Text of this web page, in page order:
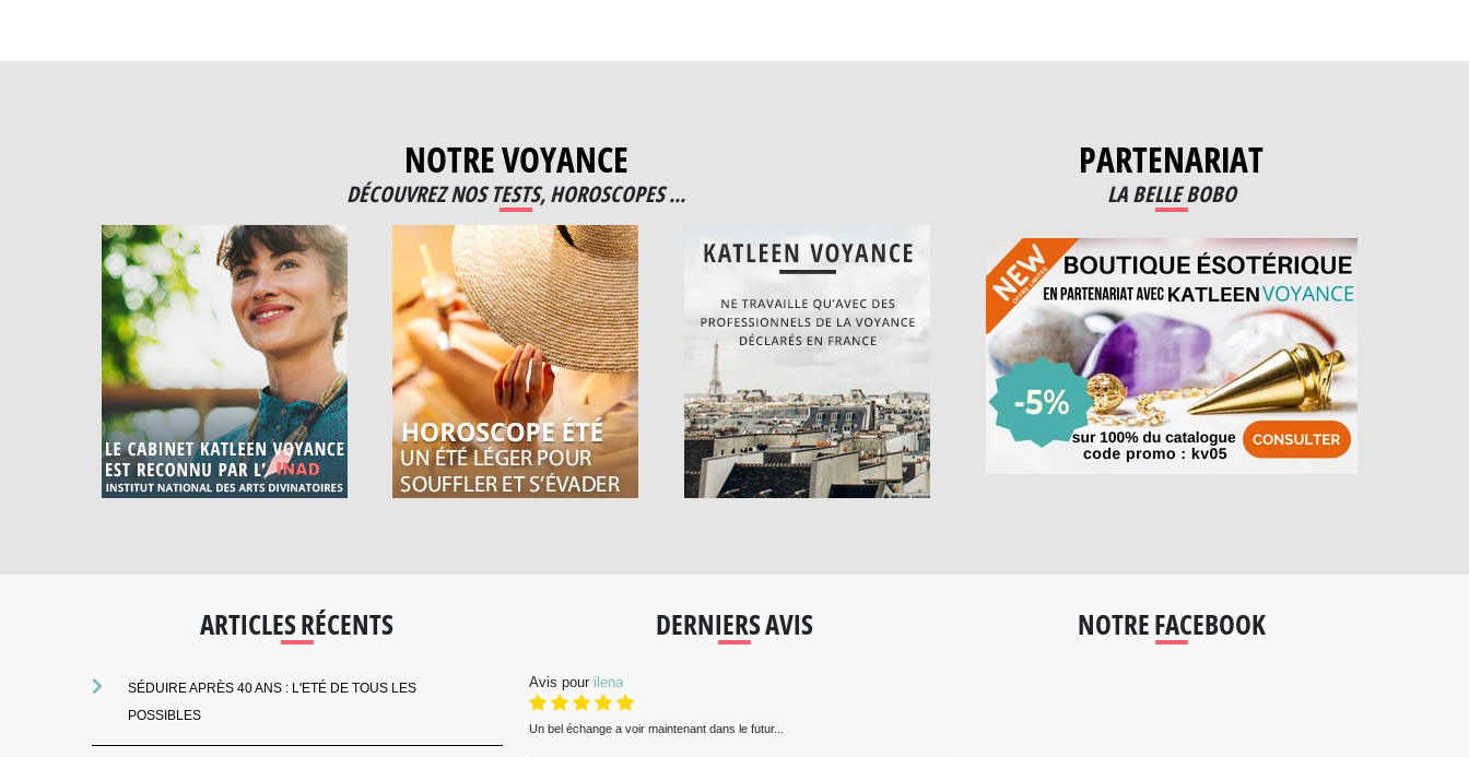
NOTRE VOYANCE
DÉCOUVREZ NOS TESTS, HOROSCOPES ...
PARTENARIAT
LA BELLE BOBO
ARTICLES RÉCENTS
SÉDUIRE APRÈS 40 ANS : L'ETÉ DE TOUS LES
POSSIBLES
DERNIERS AVIS
Avis pour ilena
Un bel échange a voir maintenant dans le futur...
NOTRE FACEBOOK